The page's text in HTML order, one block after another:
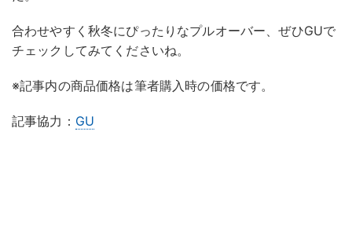
合わせやすく秋冬にぴったりなプルオーバー、ぜひGUで
チェックしてみてくださいね。
※記事内の商品価格は筆者購入時の価格です。
記事協力： GU